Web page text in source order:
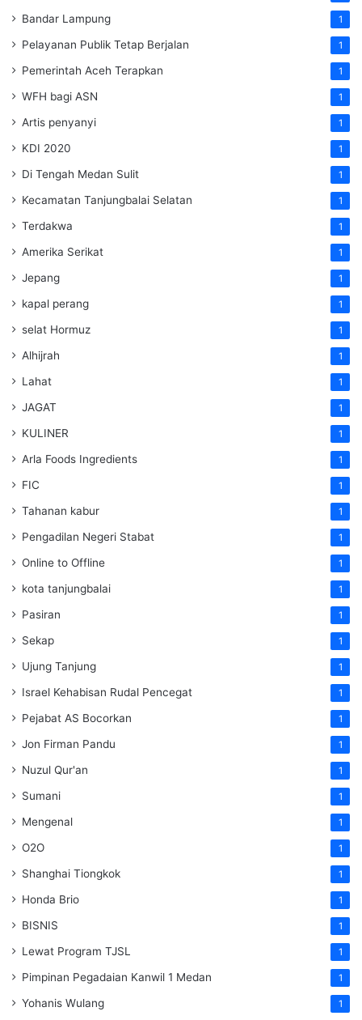
Bandar Lampung 1
Pelayanan Publik Tetap Berjalan 1
Pemerintah Aceh Terapkan 1
WFH bagi ASN 1
Artis penyanyi 1
KDI 2020 1
Di Tengah Medan Sulit 1
Kecamatan Tanjungbalai Selatan 1
Terdakwa 1
Amerika Serikat 1
Jepang 1
kapal perang 1
selat Hormuz 1
Alhijrah 1
Lahat 1
JAGAT 1
KULINER 1
Arla Foods Ingredients 1
FIC 1
Tahanan kabur 1
Pengadilan Negeri Stabat 1
Online to Offline 1
kota tanjungbalai 1
Pasiran 1
Sekap 1
Ujung Tanjung 1
Israel Kehabisan Rudal Pencegat 1
Pejabat AS Bocorkan 1
Jon Firman Pandu 1
Nuzul Qur'an 1
Sumani 1
Mengenal 1
O2O 1
Shanghai Tiongkok 1
Honda Brio 1
BISNIS 1
Lewat Program TJSL 1
Pimpinan Pegadaian Kanwil 1 Medan 1
Yohanis Wulang 1